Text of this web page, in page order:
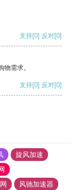
支持[0] 反对[0]
需求。
支持[0] 反对[0]
旋风加速
风驰加速器